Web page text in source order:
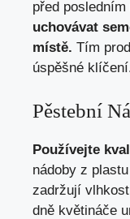
před posledním
uchovávat
místě. Tím
úspěšné
Pěstební
Používejte
nádoby z
zadržují
dně květináče